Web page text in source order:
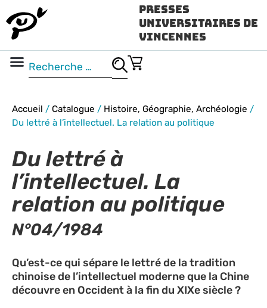
Presses
Universitaires de
Vincennes
Accueil / Catalogue / Histoire, Géographie, Archéologie /
Du lettré à l’intellectuel. La relation au politique
Du lettré à
l’intellectuel. La
relation au politique
N°04/1984
Qu’est-ce qui sépare le lettré de la tradition
chinoise de l’intellectuel moderne que la Chine
découvre en Occident à la fin du XIXe siècle ?